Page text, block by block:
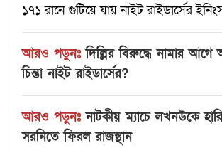
১৭১ রানে গুটিয়ে যায় নাইট রাইডার্সের
আরও পড়ুনঃ দিল্লির বিরুদ্ধে নামার
চিন্তা নাইট রাইডার্সের?‌
আরও পড়ুনঃ নাটকীয় ম্যাচে লখনউকে
সরনিতে ফিরল রাজস্থান